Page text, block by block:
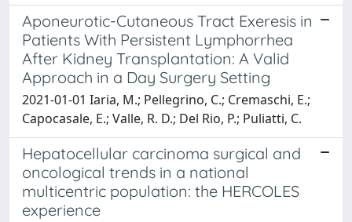
Aponeurotic-Cutaneous Tract Exeresis in
Patients With Persistent Lymphorrhea
After Kidney Transplantation: A Valid
Approach in a Day Surgery Setting
2021-01-01 Iaria, M.; Pellegrino, C.; Cremaschi, E.;
Capocasale, E.; Valle, R. D.; Del Rio, P.; Puliatti, C.
Hepatocellular carcinoma surgical and
oncological trends in a national
multicentric population: the HERCOLES
experience